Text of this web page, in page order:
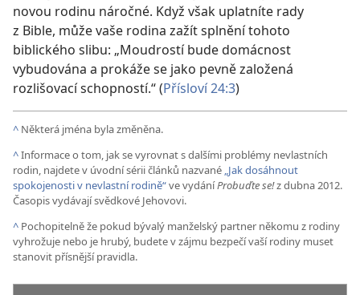
novou rodinu náročné. Když však uplatníte rady
z Bible, může vaše rodina zažít splnění tohoto
biblického slibu: „Moudrostí bude domácnost
vybudována a prokáže se jako pevně založená
rozlišovací schopností.“ (Přísloví 24:3)
^ Některá jména byla změněna.
^Informace o tom, jak se vyrovnat s dalšími problémy nevlastních
rodin, najdete v úvodní sérii článků nazvané „Jak dosáhnout
spokojenosti v nevlastní rodině“ve vydáníProbuďte se!z dubna 2012.
Časopis vydávají svědkové Jehovovi.
^ Pochopitelně že pokud bývalý manželský partner někomu z rodiny
vyhrožuje nebo je hrubý, budete v zájmu bezpečí vaší rodiny muset
stanovit přísnější pravidla.